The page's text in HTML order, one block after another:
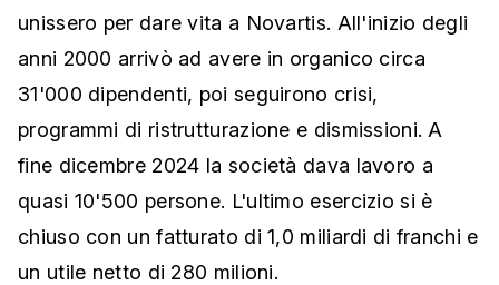
unissero per dare vita a Novartis. All'inizio degli
anni 2000 arrivò ad avere in organico circa
31'000 dipendenti, poi seguirono crisi,
programmi di ristrutturazione e dismissioni. A
fine dicembre 2024 la società dava lavoro a
quasi 10'500 persone. L'ultimo esercizio si è
chiuso con un fatturato di 1,0 miliardi di franchi e
un utile netto di 280 milioni.